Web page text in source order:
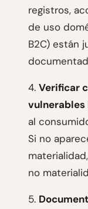
registros,
de uso
B2C) están
4. Verificar
vulnerables
al
Si no
no
5.